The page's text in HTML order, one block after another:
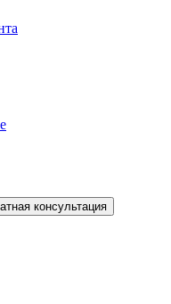
консультация